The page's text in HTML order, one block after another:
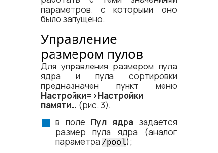
параметров, с которыми оно
было запущено.
Управление
размером пулов
Для управления размером пула
ядра и пула сортировки
предназначен пункт меню
Настройки=​>Настройки
памяти… (рис. 3).
в поле Пул ядразадается
размер пула ядра (аналог
параметра /pool);